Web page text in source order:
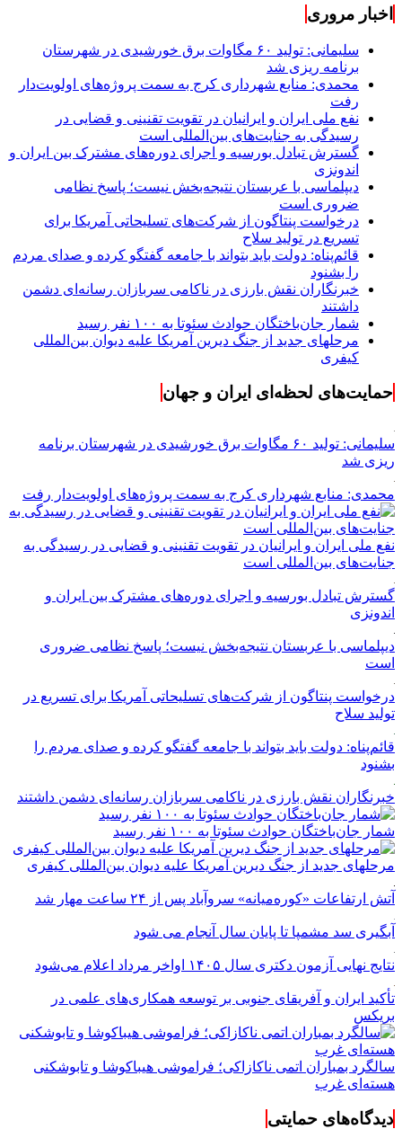
اخبار مروری
سلیمانی: تولید ۶۰ مگاوات برق خورشیدی در شهرستان
برنامه ریزی شد
محمدی: منابع شهرداری کرج به سمت پروژه‌های اولویت‌دار
رفت
نفع ملی ایران و ایرانیان در تقویت تقنینی و قضایی در
رسیدگی به جنایت‌های بین‌المللی است
گسترش تبادل بورسیه و اجرای دوره‌های مشترک بین ایران و
اندونزی
دیپلماسی با عربستان نتیجه‌بخش نیست؛ پاسخ نظامی
ضروری است
درخواست پنتاگون از شرکت‌های تسلیحاتی آمریکا برای
تسریع در تولید سلاح
قائم‌پناه: دولت باید بتواند با جامعه گفتگو کرده و صدای مردم
را بشنود
خبرنگاران نقش بارزی در ناکامی سربازان رسانه‌ای دشمن
داشتند
شمار جان‌باختگان حوادث سئوتا به ۱۰۰ نفر رسید
مرحله‎ای جدید از جنگ دیرین آمریکا علیه دیوان بین‌المللی
کیفری
حمایت‌های لحظه‌ای ایران و جهان
سلیمانی: تولید ۶۰ مگاوات برق خورشیدی در شهرستان برنامه
ریزی شد
محمدی: منابع شهرداری کرج به سمت پروژه‌های اولویت‌دار رفت
نفع ملی ایران و ایرانیان در تقویت تقنینی و قضایی در رسیدگی به
جنایت‌های بین‌المللی است
گسترش تبادل بورسیه و اجرای دوره‌های مشترک بین ایران و
اندونزی
دیپلماسی با عربستان نتیجه‌بخش نیست؛ پاسخ نظامی ضروری
است
درخواست پنتاگون از شرکت‌های تسلیحاتی آمریکا برای تسریع در
تولید سلاح
قائم‌پناه: دولت باید بتواند با جامعه گفتگو کرده و صدای مردم را
بشنود
خبرنگاران نقش بارزی در ناکامی سربازان رسانه‌ای دشمن داشتند
شمار جان‌باختگان حوادث سئوتا به ۱۰۰ نفر رسید
مرحله‎ای جدید از جنگ دیرین آمریکا علیه دیوان بین‌المللی کیفری
آتش ارتفاعات «کوره‌میانه» سروآباد پس از ۲۴ ساعت مهار شد
آبگیری سد مشمپا تا پایان سال آنجام می شود
نتایج نهایی آزمون دکتری سال ۱۴۰۵ اواخر مرداد اعلام می‌شود
تأکید ایران و آفریقای جنوبی بر توسعه همکاری‌های علمی در
بریکس
سالگرد بمباران اتمی ناکازاکی؛ فراموشی هیباکوشا و تابوشکنی
هسته‌ای غرب
دیدگاه‌های حمایتی